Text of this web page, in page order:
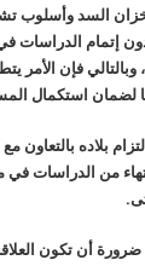
السد وأسلوب
إتمام
وبالتالي فإن
لضمان استكمال
بلاده
من الدراسات في
ضرورة أن تكون